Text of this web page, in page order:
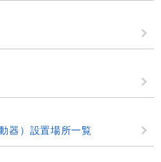
器）設置場所一覧